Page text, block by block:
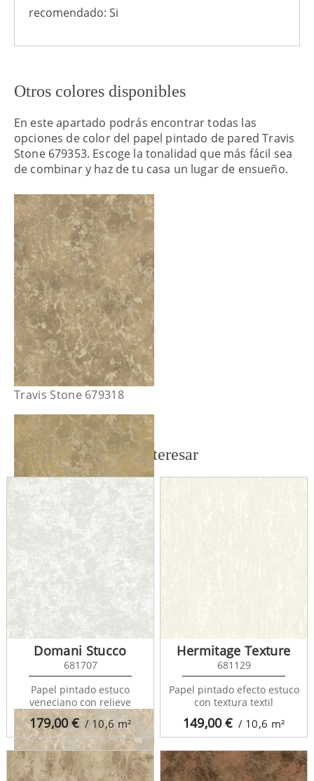
recomendado: Si
Otros colores disponibles
En este apartado podrás encontrar todas las
opciones de color del papel pintado de pared Travis
Stone 679353. Escoge la tonalidad que más fácil sea
de combinar y haz de tu casa un lugar de ensueño.
Travis Stone 679318
Travis Stone 679351
También te puede interesar
179,00€ / 10,6 m²
Domani Stucco
681707
Papel pintado estuco
veneciano con relieve
149,00€ / 10,6 m²
Hermitage Texture
681129
Papel pintado efecto estuco
con textura textil